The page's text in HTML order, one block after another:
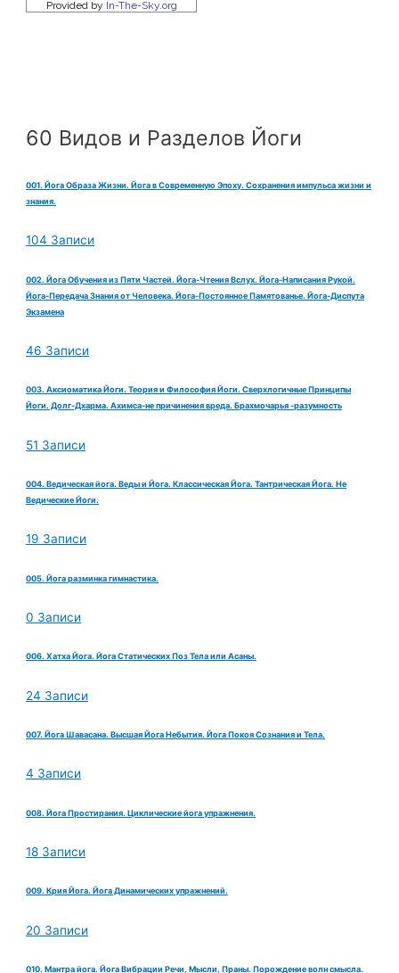
60 Видов и Разделов Йоги
001. Йога Образа Жизни. Йога в Современную Эпоху. Сохранения импульса жизни и
знания.
104 Записи
002. Йога Обучения из Пяти Частей. Йога-Чтения Вслух. Йога-Написания Рукой.
Йога-Передача Знания от Человека. Йога-Постоянное Памятованье. Йога-Диспута
Экзамена
46 Записи
003. Аксиоматика Йоги. Теория и Философия Йоги. Сверхлогичные Принципы
Йоги. Долг-Дхарма. Ахимса-не причинения вреда. Брахмочарья -разумность
51 Записи
004. Ведическая йога. Веды и Йога. Классическая Йога. Тантрическая Йога. Не
Ведические Йоги.
19 Записи
005. Йога разминка гимнастика.
0 Записи
006. Хатха Йога. Йога Статических Поз Тела или Асаны.
24 Записи
007. Йога Шавасана. Высшая Йога Небытия. Йога Покоя Сознания и Тела.
4 Записи
008. Йога Простирания. Циклические йога упражнения.
18 Записи
009. Крия Йога. Йога Динамических упражнений.
20 Записи
010. Мантра йога. Йога Вибрации Речи, Мысли, Праны. Порождение волн смысла.